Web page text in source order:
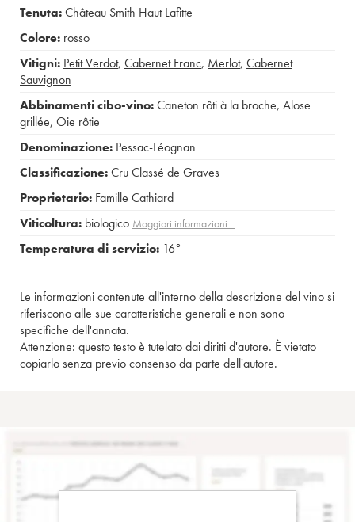
Tenuta:Château Smith Haut Lafitte
Colore: rosso
Vitigni: Petit Verdot, Cabernet Franc, Merlot, Cabernet
Sauvignon
Abbinamenti cibo-vino:Caneton rôti à la broche, Alose
grillée, Oie rôtie
Denominazione: Pessac-Léognan
Classificazione:Cru Classé de Graves
Proprietario: Famille Cathiard
Viticoltura: biologico Maggiori informazioni…
Temperatura di servizio: 16°
Le informazioni contenute all'interno della descrizione del vino si
riferiscono alle sue caratteristiche generali e non sono
specifiche dell'annata.
Attenzione: questo testo è tutelato dai diritti d'autore. È vietato
copiarlo senza previo consenso da parte dell'autore.